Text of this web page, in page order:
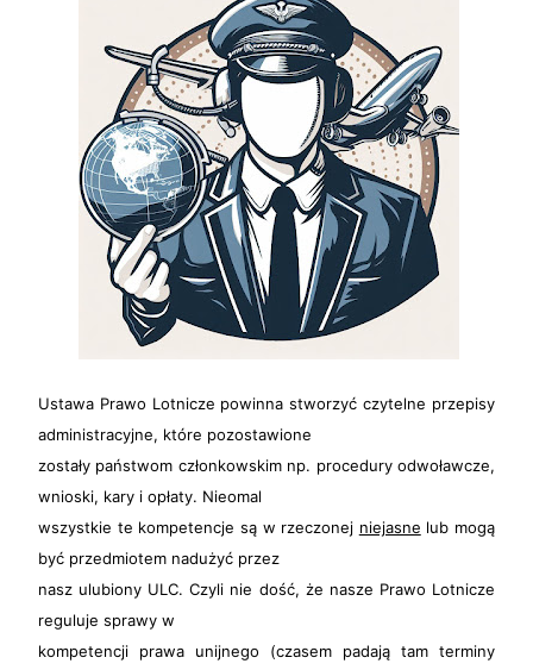
Ustawa Prawo Lotnicze powinna stworzyć czytelne przepisy
administracyjne, które pozostawione
zostały państwom członkowskim np. procedury odwoławcze,
wnioski, kary i opłaty. Nieomal
wszystkie te kompetencje są w rzeczonej niejasne lub mogą
być przedmiotem nadużyć przez
nasz ulubiony ULC. Czyli nie dość, że nasze Prawo Lotnicze
reguluje sprawy w
kompetencji prawa unijnego (czasem padają tam terminy